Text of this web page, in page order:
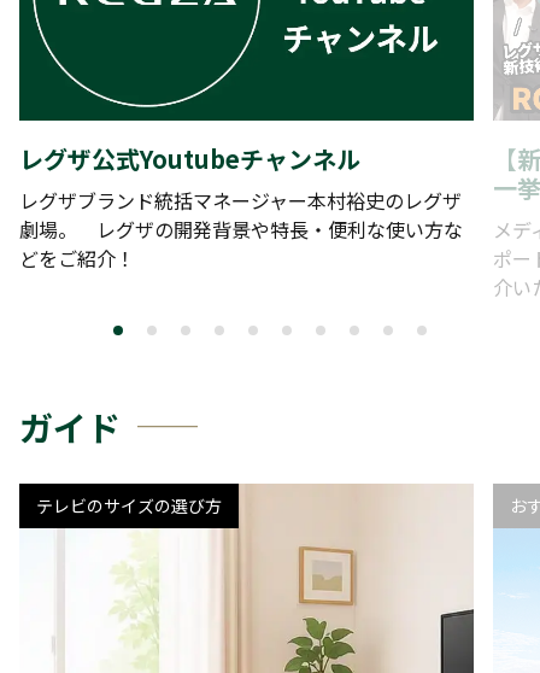
レグザ公式Youtubeチャンネル
レグザブランド統括マネージャー本村裕史のレグザ
劇場。 レグザの開発背景や特長・便利な使い方な
どをご紹介！
【
一
メ
ポー
介い
ガイド
テレビのサイズの選び方 お